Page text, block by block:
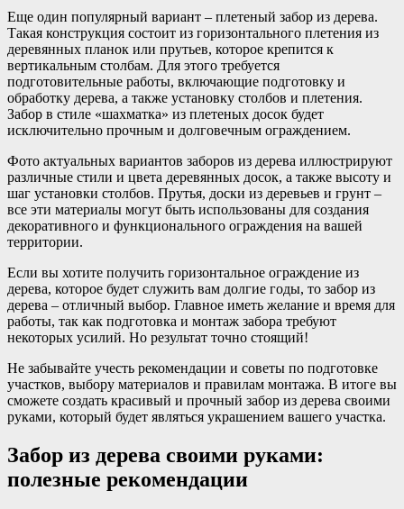
Еще один популярный вариант – плетеный забор из дерева.
Такая конструкция состоит из горизонтального плетения из
деревянных планок или прутьев, которое крепится к
вертикальным столбам. Для этого требуется
подготовительные работы, включающие подготовку и
обработку дерева, а также установку столбов и плетения.
Забор в стиле «шахматка» из плетеных досок будет
исключительно прочным и долговечным ограждением.
Фото актуальных вариантов заборов из дерева иллюстрируют
различные стили и цвета деревянных досок, а также высоту и
шаг установки столбов. Прутья, доски из деревьев и грунт –
все эти материалы могут быть использованы для создания
декоративного и функционального ограждения на вашей
территории.
Если вы хотите получить горизонтальное ограждение из
дерева, которое будет служить вам долгие годы, то забор из
дерева – отличный выбор. Главное иметь желание и время для
работы, так как подготовка и монтаж забора требуют
некоторых усилий. Но результат точно стоящий!
Не забывайте учесть рекомендации и советы по подготовке
участков, выбору материалов и правилам монтажа. В итоге вы
сможете создать красивый и прочный забор из дерева своими
руками, который будет являться украшением вашего участка.
Забор из дерева своими руками:
полезные рекомендации